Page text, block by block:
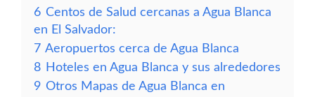
6 Centos de Salud cercanas a Agua Blanca
en El Salvador:
7 Aeropuertos cerca de Agua Blanca
8 Hoteles en Agua Blanca y sus alrededores
9 Otros Mapas de Agua Blanca en